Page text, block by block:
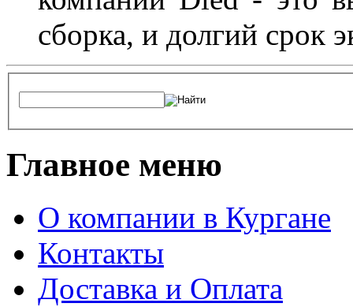
сборка, и долгий срок
Главное меню
О компании в Кургане
Контакты
Доставка и Оплата